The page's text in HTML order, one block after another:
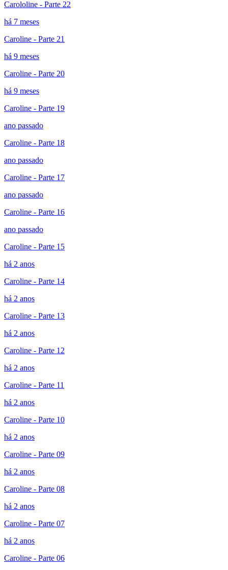
Carololine - Parte 22
há 7 meses
Caroline - Parte 21
há 9 meses
Caroline - Parte 20
há 9 meses
Caroline - Parte 19
ano passado
Caroline - Parte 18
ano passado
Caroline - Parte 17
ano passado
Caroline - Parte 16
ano passado
Caroline - Parte 15
há 2 anos
Caroline - Parte 14
há 2 anos
Caroline - Parte 13
há 2 anos
Caroline - Parte 12
há 2 anos
Caroline - Parte 11
há 2 anos
Caroline - Parte 10
há 2 anos
Caroline - Parte 09
há 2 anos
Caroline - Parte 08
há 2 anos
Caroline - Parte 07
há 2 anos
Caroline - Parte 06